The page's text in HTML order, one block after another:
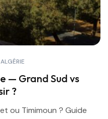
— Grand Sud vs
?
ou Timimoun ? Guide